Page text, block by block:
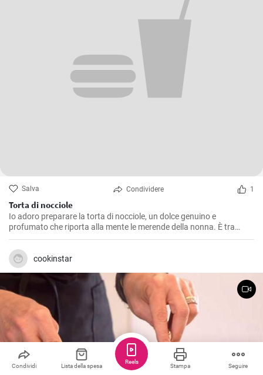
Salva Condividere 1
Torta di nocciole
Io adoro preparare la torta di nocciole, un dolce genuino e
profumato che riporta alla mente le merende della nonna. È tra
l'altro una ricetta molto semplice da realizzare, ma che regala grandi
soddisfazioni in termini di gusto. La nocciola ne è la protagonista
indiscussa, regalando un’aroma intenso e una piacevole
croccantezza.
cookinstar
Condividi Lista della spesa Stampa Seguire
Reels